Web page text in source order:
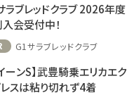
ラブレッドクラブ 2026年度
会受付中！
G1サラブレッドクラブ
ーンS】武豊騎乗エリカエク
スは粘り切れず4着